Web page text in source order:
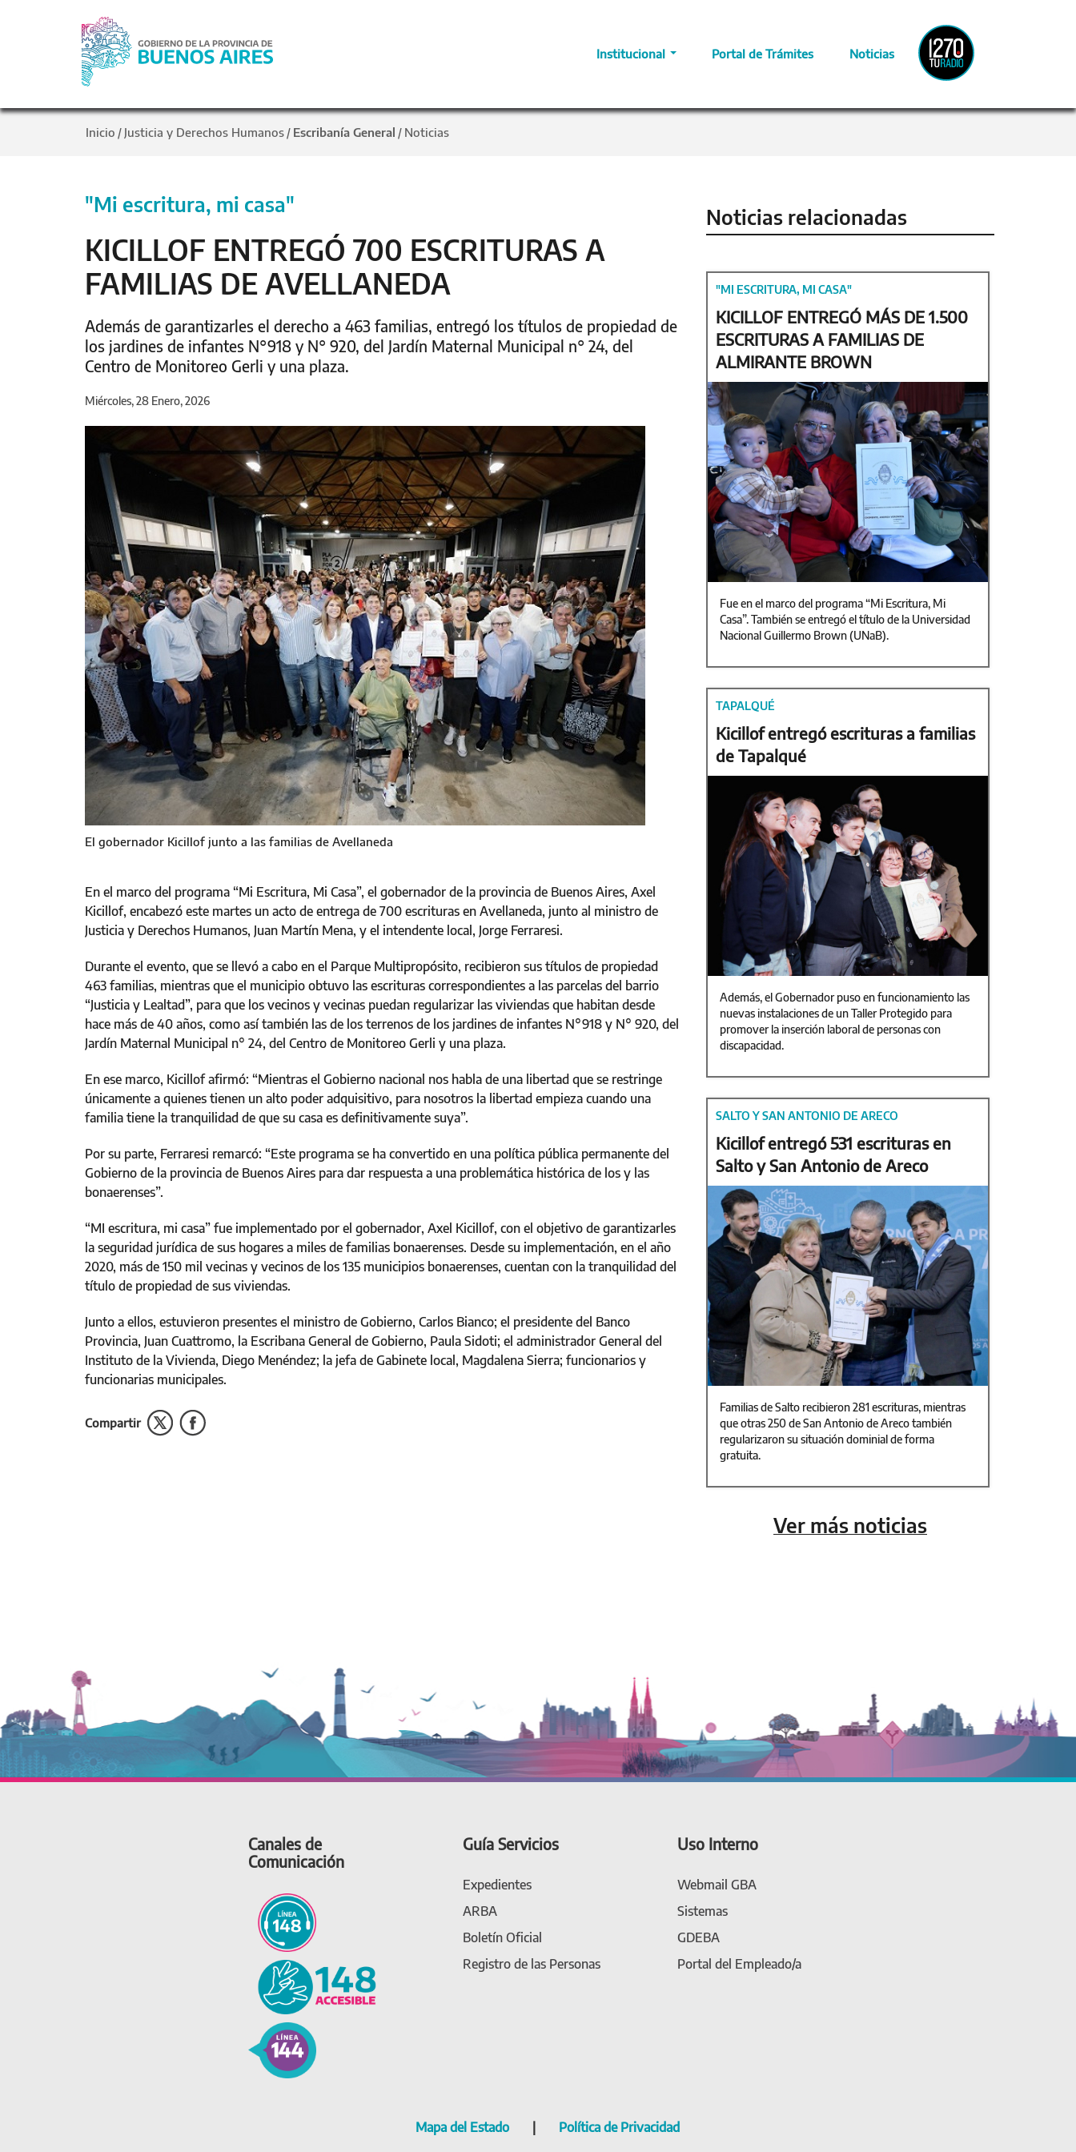
Institucional Portal de Trámites Noticias
Radio
Provincia
Inicio / Justicia y Derechos Humanos / Escribanía General / Noticias
"Mi escritura, mi casa"
KICILLOF ENTREGÓ 700 ESCRITURAS A
FAMILIAS DE AVELLANEDA
Además de garantizarles el derecho a 463 familias, entregó los títulos de propiedad de
los jardines de infantes N°918 y N° 920, del Jardín Maternal Municipal n° 24, del
Centro de Monitoreo Gerli y una plaza.
Miércoles, 28 Enero, 2026
El gobernador Kicillof junto a las familias de Avellaneda
En el marco del programa “Mi Escritura, Mi Casa”, el gobernador de la provincia de Buenos Aires, Axel
Kicillof, encabezó este martes un acto de entrega de 700 escrituras en Avellaneda, junto al ministro de
Justicia y Derechos Humanos, Juan Martín Mena, y el intendente local, Jorge Ferraresi.
Durante el evento, que se llevó a cabo en el Parque Multipropósito, recibieron sus títulos de propiedad
463 familias, mientras que el municipio obtuvo las escrituras correspondientes a las parcelas del barrio
“Justicia y Lealtad”, para que los vecinos y vecinas puedan regularizar las viviendas que habitan desde
hace más de 40 años, como así también las de los terrenos de los jardines de infantes N°918 y N° 920, del
Jardín Maternal Municipal n° 24, del Centro de Monitoreo Gerli y una plaza.
En ese marco, Kicillof afirmó: “Mientras el Gobierno nacional nos habla de una libertad que se restringe
únicamente a quienes tienen un alto poder adquisitivo, para nosotros la libertad empieza cuando una
familia tiene la tranquilidad de que su casa es definitivamente suya”.
Por su parte, Ferraresi remarcó: “Este programa se ha convertido en una política pública permanente del
Gobierno de la provincia de Buenos Aires para dar respuesta a una problemática histórica de los y las
bonaerenses”.
“MI escritura, mi casa” fue implementado por el gobernador, Axel Kicillof, con el objetivo de garantizarles
la seguridad jurídica de sus hogares a miles de familias bonaerenses. Desde su implementación, en el año
2020, más de 150 mil vecinas y vecinos de los 135 municipios bonaerenses, cuentan con la tranquilidad del
título de propiedad de sus viviendas.
Junto a ellos, estuvieron presentes el ministro de Gobierno, Carlos Bianco; el presidente del Banco
Provincia, Juan Cuattromo, la Escribana General de Gobierno, Paula Sidoti; el administrador General del
Instituto de la Vivienda, Diego Menéndez; la jefa de Gabinete local, Magdalena Sierra; funcionarios y
funcionarias municipales.
Compartir
Noticias relacionadas
"MI ESCRITURA, MI CASA"
KICILLOF ENTREGÓ MÁS DE 1.500
ESCRITURAS A FAMILIAS DE
ALMIRANTE BROWN
Fue en el marco del programa “Mi Escritura, Mi
Casa”. También se entregó el título de la Universidad
Nacional Guillermo Brown (UNaB).
TAPALQUÉ
Kicillof entregó escrituras a familias
de Tapalqué
Además, el Gobernador puso en funcionamiento las
nuevas instalaciones de un Taller Protegido para
promover la inserción laboral de personas con
discapacidad.
SALTO Y SAN ANTONIO DE ARECO
Kicillof entregó 531 escrituras en
Salto y San Antonio de Areco
Familias de Salto recibieron 281 escrituras, mientras
que otras 250 de San Antonio de Areco también
regularizaron su situación dominial de forma
gratuita.
Ver más noticias
Canales de
Comunicación
Guía Servicios
Expedientes
ARBA
Boletín Oficial
Registro de las Personas
Uso Interno
Webmail GBA
Sistemas
GDEBA
Portal del Empleado/a
Mapa del Estado Política de Privacidad